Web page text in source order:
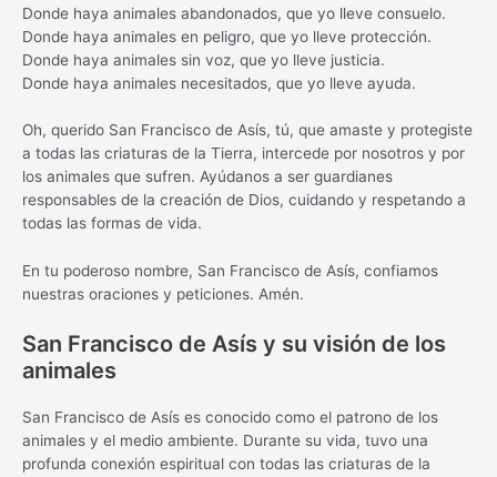
Donde haya animales abandonados, que yo lleve consuelo.
Donde haya animales en peligro, que yo lleve protección.
Donde haya animales sin voz, que yo lleve justicia.
Donde haya animales necesitados, que yo lleve ayuda.
Oh, querido San Francisco de Asís, tú, que amaste y protegiste
a todas las criaturas de la Tierra, intercede por nosotros y por
los animales que sufren. Ayúdanos a ser guardianes
responsables de la creación de Dios, cuidando y respetando a
todas las formas de vida.
En tu poderoso nombre, San Francisco de Asís, confiamos
nuestras oraciones y peticiones. Amén.
San Francisco de Asís y su visión de los
animales
San Francisco de Asís es conocido como el patrono de los
animales y el medio ambiente. Durante su vida, tuvo una
profunda conexión espiritual con todas las criaturas de la